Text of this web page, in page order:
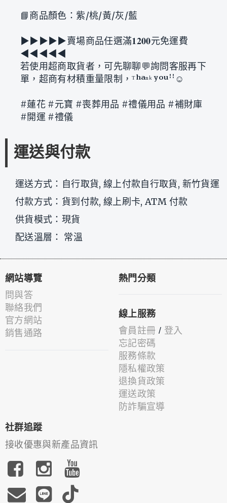
📘商品顏色：紫/桃/黃/灰/藍
▶︎▶︎▶︎▶︎▶︎賣場商品任選滿𝟏𝟐𝟎𝟎元免運費
◀︎◀︎◀︎◀︎◀︎
若使用超商取貨者，可先聊聊💬詢問客服再下
單，超商有材積重量限制，ᵀʰᵃⁿᵏ ʸᵒᵘꜝꜝ☺
#蓮花 #元寶 #喪葬用品 #禮儀用品 #補財庫
#開運 #禮儀
運送與付款
運送方式：自行取貨, 線上付款自行取貨, 新竹貨運
付款方式：貨到付款, 線上刷卡, ATM 付款
供貨模式：現貨
配送溫層： 常溫
網站導覽
問與答
聯絡我們
官方網站
銷售通路
熱門分類
線上服務
會員註冊 / 登入
忘記密碼
服務條款
隱私權政策
退換貨政策
運送政策
防詐騙宣導
社群追蹤
接收優惠與新產品資訊